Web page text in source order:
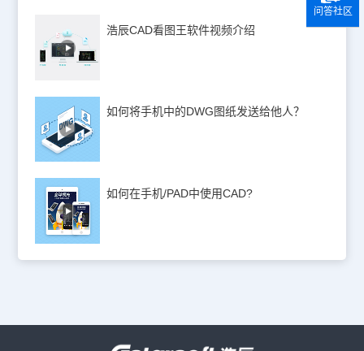
浩辰CAD看图王软件视频介绍
如何将手机中的DWG图纸发送给他人？
如何在手机/PAD中使用CAD?
问答社区